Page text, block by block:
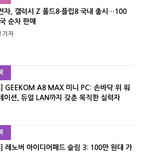
자, 갤럭시 Z 폴드8·플립8 국내 출시…100
순차 판매
기자
] GEEKOM A8 MAX 미니 PC: 손바닥 위 워
이션, 듀얼 LAN까지 갖춘 묵직한 실력자
] 레노버 아이디어패드 슬림 3: 100만 원대 가